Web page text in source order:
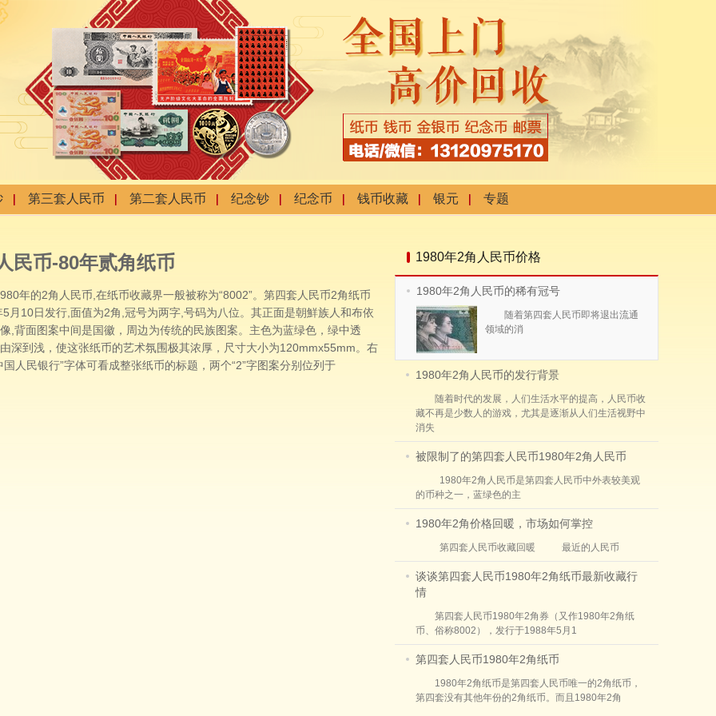
第三套人民币 第二套人民币 纪念钞 纪念币 钱币收藏 银元 专题
民币-80年贰角纸币
的2角人民币,在纸币收藏界一般被称为“8002”。第四套人民币2角纸币
月10日发行,面值为2角,冠号为两字,号码为八位。其正面是朝鮮族人和布依
,背面图案中间是国徽，周边为传统的民族图案。主色为蓝绿色，绿中透
深到浅，使这张纸币的艺术氛围极其浓厚，尺寸大小为120mmx55mm。右
国人民银行”字体可看成整张纸币的标题，两个“2”字图案分别位列于
1980年2角人民币价格
1980年2角人民币的稀有冠号
随着第四套人民币即将退出流通
领域的消
1980年2角人民币的发行背景
随着时代的发展，人们生活水平的提高，人民币收
藏不再是少数人的游戏，尤其是逐渐从人们生活视野中
消失
被限制了的第四套人民币1980年2角人民币
1980年2角人民币是第四套人民币中外表较美观
的币种之一，蓝绿色的主
1980年2角价格回暖，市场如何掌控
第四套人民币收藏回暖 最近的人民币
谈谈第四套人民币1980年2角纸币最新收藏行
情
第四套人民币1980年2角券（又作1980年2角纸
币、俗称8002），发行于1988年5月1
第四套人民币1980年2角纸币
1980年2角纸币是第四套人民币唯一的2角纸币，
第四套没有其他年份的2角纸币。而且1980年2角